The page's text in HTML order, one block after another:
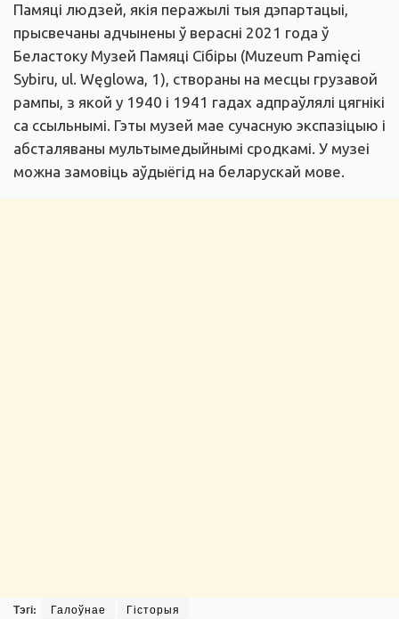
Памяці людзей, якія перажылі тыя дэпартацыі,
прысвечаны адчынены ў верасні 2021 года ў
Беластоку Музей Памяці Сібіры (Muzeum Pamięci
Sybiru, ul. Węglowa, 1), створаны на месцы грузавой
рампы, з якой у 1940 і 1941 гадах адпраўлялі цягнікі
са ссыльнымі. Гэты музей мае сучасную экспазіцыю і
абсталяваны мультымедыйнымі сродкамі. У музеі
можна замовіць аўдыёгід на беларускай мове.
Тэгі: Галоўнае Гісторыя